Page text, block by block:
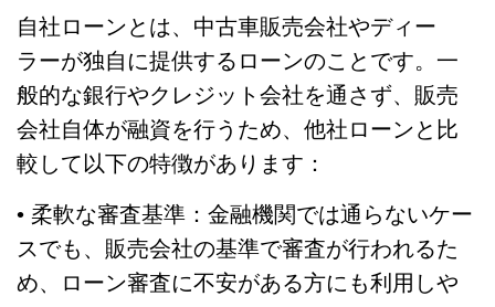
自社ローンとは、中古車販売会社やディー
ラーが独自に提供するローンのことです。一
般的な銀行やクレジット会社を通さず、販売
会社自体が融資を行うため、他社ローンと比
較して以下の特徴があります：
• 柔軟な審査基準：金融機関では通らないケー
スでも、販売会社の基準で審査が行われるた
め、ローン審査に不安がある方にも利用しや